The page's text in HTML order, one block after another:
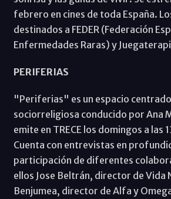
febrero en cines de toda España.
destinados a FEDER (Federación
Enfermedades Raras) y
PERIFERIAS
"Periferias" es un espacio
sociorreligiosa conducido por Ana
emite en TRECE los domingos a las
Cuenta con entrevistas en
participación de diferentes
ellos Jose Beltrán, director de Vida
Benjumea, director de Alfa y